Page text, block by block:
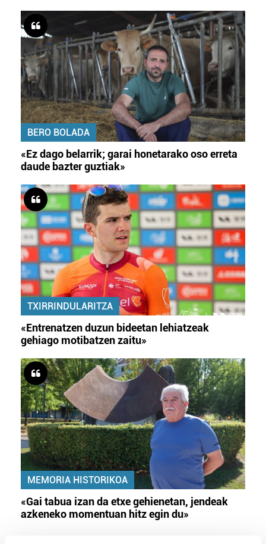
BERO BOLADA
«Ez dago belarrik; garai honetarako oso erreta
daude bazter guztiak»
TXIRRINDULARITZA
«Entrenatzen duzun bideetan lehiatzeak
gehiago motibatzen zaitu»
MEMORIA HISTORIKOA
«Gai tabua izan da etxe gehienetan, jendeak
azkeneko momentuan hitz egin du»